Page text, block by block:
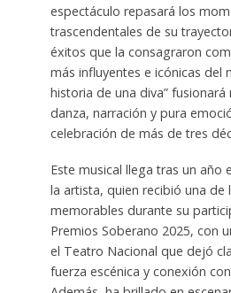
espectáculo repasará los
trascendentales de su
éxitos que la consagraron
más influyentes e icónicas del
historia de una diva” fusionará
danza, narración y pura
celebración de más de tres
Este musical llega tras un año
la artista, quien recibió una de
memorables durante su
Premios Soberano 2025, con
el Teatro Nacional que dejó
fuerza escénica y conexión